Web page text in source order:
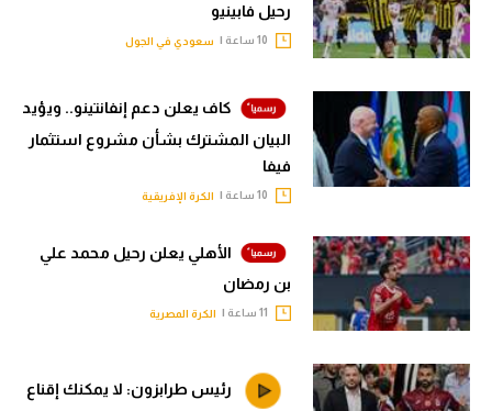
رحيل فابينيو
سعودي في الجول
كاف يعلن دعم إنفانتينو.. ويؤيد
البيان المشترك بشأن مشروع استثمار
فيفا
الكرة الإفريقية
الأهلي يعلن رحيل محمد علي
بن رمضان
الكرة المصرية
رئيس طرابزون: لا يمكنك إقناع